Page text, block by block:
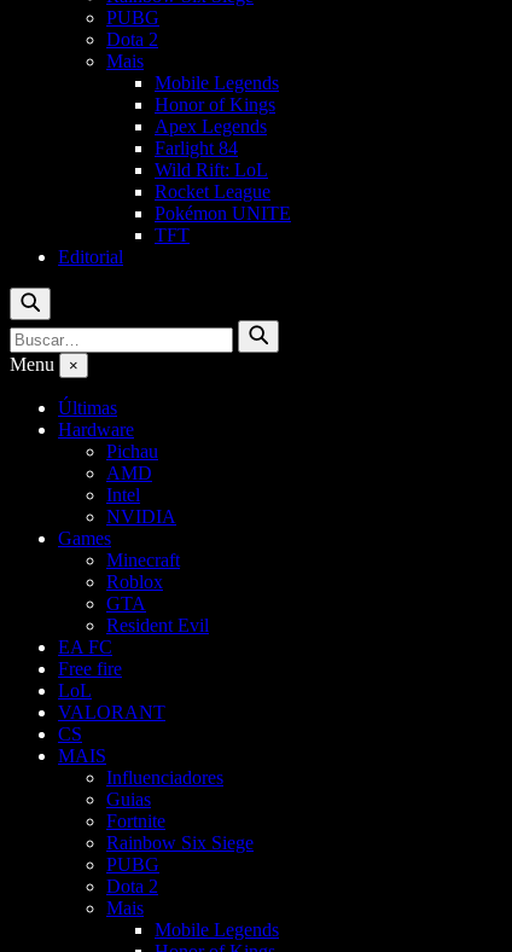
PUBG
Dota 2
Mais
Mobile Legends
Honor of Kings
Apex Legends
Farlight 84
Wild Rift: LoL
Rocket League
Pokémon UNITE
TFT
Editorial
Buscar
Buscar
por:
Buscar
Menu ×
Últimas
Hardware
Pichau
AMD
Intel
NVIDIA
Games
Minecraft
Roblox
GTA
Resident Evil
EA FC
Free fire
LoL
VALORANT
CS
MAIS
Influenciadores
Guias
Fortnite
Rainbow Six Siege
PUBG
Dota 2
Mais
Mobile Legends